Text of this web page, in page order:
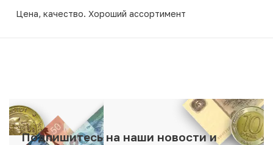
Цена, качество. Хороший ассортимент
Подпишитесь на наши новости и